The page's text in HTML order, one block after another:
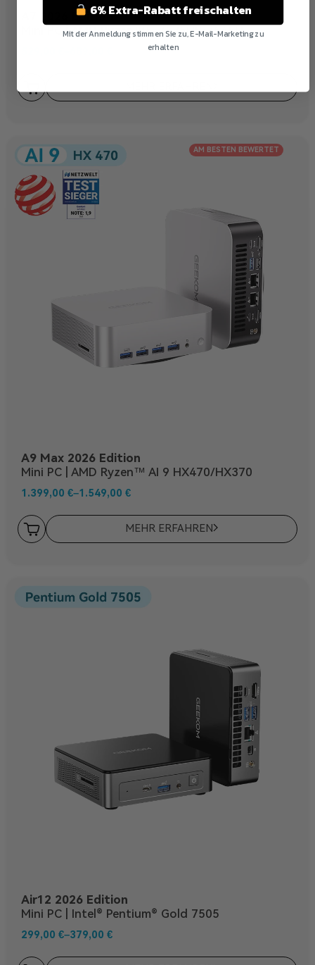
A7 2026 Edition
Mini PC | AMD Ryzen™5-7535HS/7545U
AM BESTEN BEWERTET
A9 Max 2026 Edition
Mini PC | AMD Ryzen™ AI 9 HX470/HX370
1.399,00 €–1.549,00 €
MEHR ERFAHREN
Air12 2026 Edition
Mini PC | Intel® Pentium® Gold 7505
299,00 €–379,00 €
6% Extra-Rabatt freischalten
Mit der Anmeldung stimmen Sie zu, E-Mail-Marketing zu
erhalten